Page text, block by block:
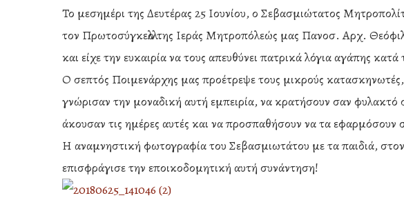
Hit enter to search or ESC to close
Το μεσημέρι της Δευτέρας 25 Ιουνίου, ο Σεβασμιώτατος
τον Πρωτοσύγκελλο της Ιεράς Μητροπόλεώς μας Πανοσ. Αρχ.
και είχε την ευκαιρία να τους απευθύνει πατρικά λόγια αγάπης
Ο σεπτός Ποιμενάρχης μας προέτρεψε τους μικρούς
γνώρισαν την μοναδική αυτή εμπειρία, να κρατήσουν σαν φυλακτό
άκουσαν τις ημέρες αυτές και να προσπαθήσουν να τα εφαρμόσουν
Η αναμνηστική φωτογραφία του Σεβασμιωτάτου με τα παιδιά,
επισφράγισε την εποικοδομητική αυτή συνάντηση!